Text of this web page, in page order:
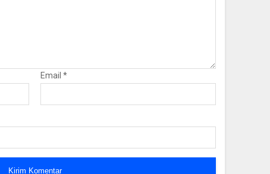
Email *